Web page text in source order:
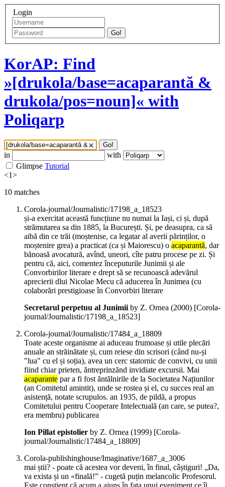
Login
Go!
KorAP: Find
»[drukola/base=acaparantă &
drukola/pos=noun]« with
Poliqarp
Go!
in
with
Glimpse Tutorial
<1>
10 matches
Corola-journal/Journalistic/17198_a_18523
și-a exercitat această funcțiune nu numai la Iași, ci și, după
strămutarea sa din 1885, la București. Și, pe deasupra, ca să
aibă din ce trăi (moștenise, ca legatar al averii părinților, o
moștenire grea) a practicat (ca și Maiorescu) o acaparantă, dar
bănoasă avocatură, avînd, uneori, cîte patru procese pe zi. Și
pentru că, aici, comentez începuturile Junimii și ale
Convorbirilor literare e drept să se recunoască adevărul
aprecierii dlui Nicolae Mecu că aducerea în Junimea (cu
colaborări prestigioase în Convorbiri literare
Secretarul perpetuu al Junimiiby Z. Ornea (2000) [Corola-
journal/Journalistic/17198_a_18523]
Corola-journal/Journalistic/17484_a_18809
Toate aceste organisme ai aduceau frumoase și utile plecări
anuale an străinătate și, cum reiese din scrisori (când nu-și
"lua" cu el și soția), avea un cerc statornic de convivi, cu unii
fiind chiar prieten, ăntreprinzănd invidiate excursii. Mai
acaparante par a fi fost ăntălnirile de la Societatea Națiunilor
(an Comitetul amintit), unde se rostea și el, cu succes real an
asistență, notate scrupulos. an 1935, de pildă, a propus
Comitetului pentru Cooperare Intelectuală (an care, se putea?,
era membru) publicarea
Ion Pillat epistolier by Z. Ornea (1999) [Corola-
journal/Journalistic/17484_a_18809]
Corola-publishinghouse/Imaginative/1687_a_3006
mai știi? - poate că acestea vor deveni, în final, câștiguri! „Da,
va exista și un «finală!” - cugetă puțin melancolic Profesorul.